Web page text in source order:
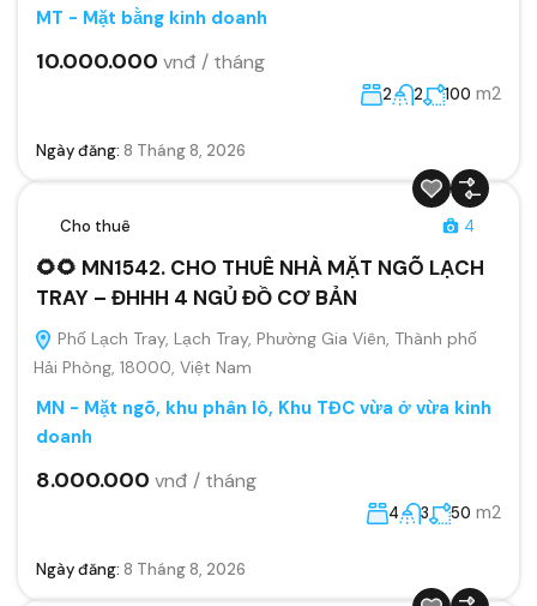
MT - Mặt bằng kinh doanh
10.000.000 vnđ / tháng
2 2 100 m2
Ngày đăng: 8 Tháng 8, 2026
Cho thuê 4
🌻🌻 MN1542. CHO THUÊ NHÀ MẶT NGÕ LẠCH
TRAY – ĐHHH 4 NGỦ ĐỒ CƠ BẢN
Phố Lạch Tray, Lạch Tray, Phường Gia Viên, Thành phố
Hải Phòng, 18000, Việt Nam
MN - Mặt ngõ, khu phân lô, Khu TĐC vừa ở vừa kinh
doanh
8.000.000 vnđ / tháng
4 3 50 m2
Ngày đăng: 8 Tháng 8, 2026